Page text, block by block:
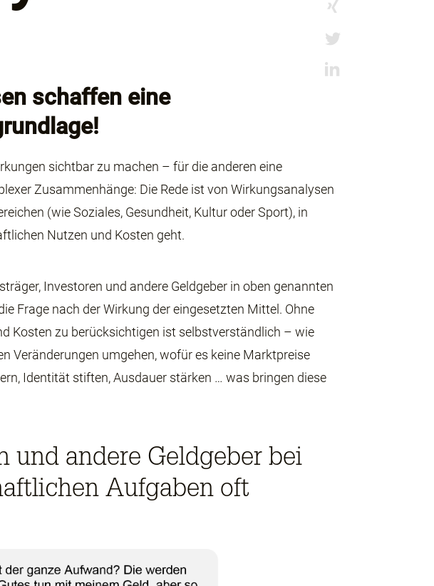
schaffen eine
sichtbar zu machen – für die anderen eine
Zusammenhänge: Die Rede ist von Wirkungsanalysen
(wie Soziales, Gesundheit, Kultur oder Sport), in
Nutzen und Kosten geht.
Investoren und andere Geldgeber in oben genannten
Frage nach der Wirkung der eingesetzten Mittel. Ohne
Kosten zu berücksichtigen ist selbstverständlich – wie
Veränderungen umgehen, wofür es keine Marktpreise
Identität stiften, Ausdauer stärken … was bringen diese
und andere Geldgeber bei
Aufgaben oft